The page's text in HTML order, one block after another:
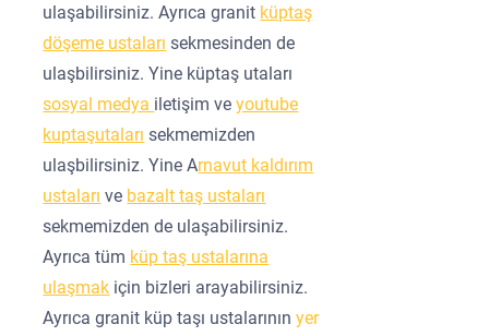
ulaşabilirsiniz. Ayrıca granit küptaş
döşeme ustaları sekmesinden de
ulaşbilirsiniz. Yine küptaş utaları
sosyal medya iletişim veyoutube
kuptaşutaları sekmemizden
ulaşbilirsiniz. Yine Arnavut kaldırım
ustaları ve bazalt taş ustaları
sekmemizden de ulaşabilirsiniz.
Ayrıca tüm küp taş ustalarına
ulaşmak için bizleri arayabilirsiniz.
Ayrıca granit küp taşı ustalarının yer